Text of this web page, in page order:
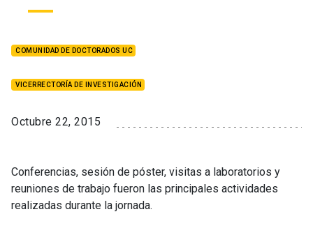
COMUNIDAD DE DOCTORADOS UC
VICERRECTORÍA DE INVESTIGACIÓN
Octubre 22, 2015
Conferencias, sesión de póster, visitas a laboratorios y
reuniones de trabajo fueron las principales actividades
realizadas durante la jornada.